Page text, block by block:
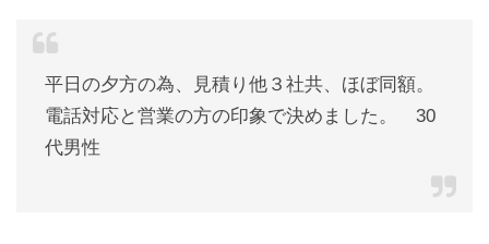
平日の夕方の為、見積り他３社共、ほぼ同額。
電話対応と営業の方の印象で決めました。 30
代男性